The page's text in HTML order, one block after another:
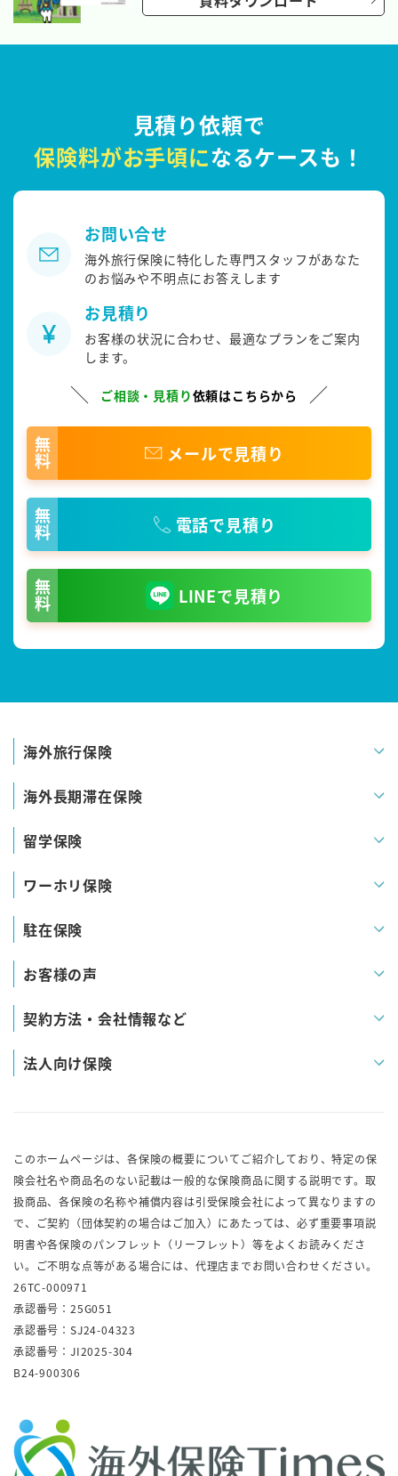
見積り依頼で
保険料がお手頃になるケースも！
お問い合せ
海外旅行保険に特化した専門スタッフがあなた
のお悩みや不明点にお答えします
お見積り
お客様の状況に合わせ、最適なプランをご案内
します。
ご相談・見積り依頼はこちらから
無料 メールで見積り
無料 電話で見積り
無料 LINEで見積り
海外旅行保険
海外長期滞在保険
留学保険
ワーホリ保険
駐在保険
お客様の声
契約方法・会社情報など
法人向け保険
このホームページは、各保険の概要についてご紹介しており、特定の保
険会社名や商品名のない記載は一般的な保険商品に関する説明です。取
扱商品、各保険の名称や補償内容は引受保険会社によって異なりますの
で、ご契約（団体契約の場合はご加入）にあたっては、必ず重要事項説
明書や各保険のパンフレット（リーフレット）等をよくお読みくださ
い。ご不明な点等がある場合には、代理店までお問い合わせください。
26TC-000971
承認番号：25G051
承認番号：SJ24-04323
承認番号：JI2025-304
B24-900306